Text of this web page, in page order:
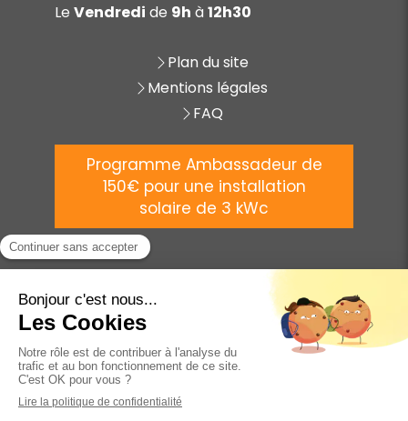
Le Vendredi de 9h à12h30
Plan du site
Mentions légales
FAQ
Programme Ambassadeur de
150€ pour une installation
solaire de 3 kWc
©2025 AVENIR ÉNERGIE